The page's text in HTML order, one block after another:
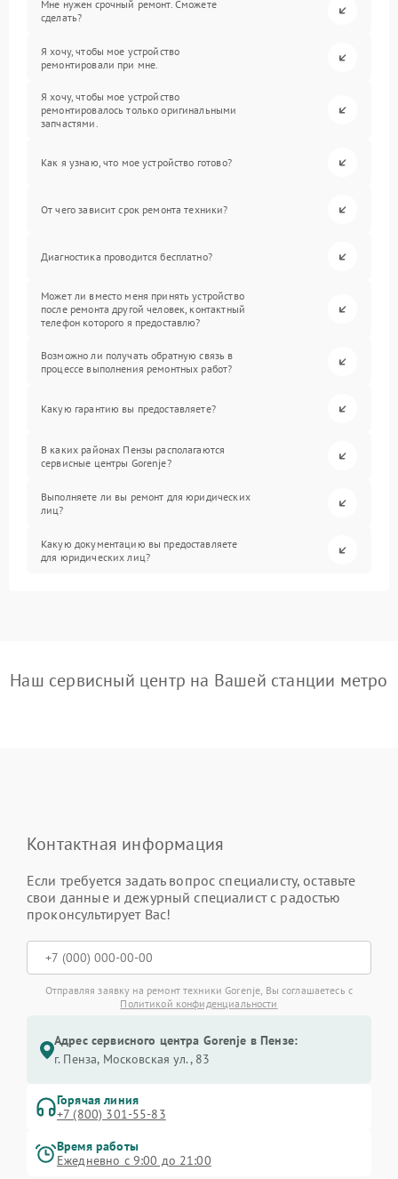
Мне нужен срочный ремонт. Сможете
сделать?
Я хочу, чтобы мое устройство
ремонтировали при мне.
Я хочу, чтобы мое устройство
ремонтировалось только оригинальными
запчастями.
Как я узнаю, что мое устройство готово?
От чего зависит срок ремонта техники?
Диагностика проводится бесплатно?
Может ли вместо меня принять устройство
после ремонта другой человек, контактный
телефон которого я предоставлю?
Возможно ли получать обратную связь в
процессе выполнения ремонтных работ?
Какую гарантию вы предоставляете?
В каких районах Пензы располагаются
сервисные центры Gorenje?
Выполняете ли вы ремонт для юридических
лиц?
Какую документацию вы предоставляете
для юридических лиц?
Наш сервисный центр на Вашей станции метро
Контактная информация
Если требуется задать вопрос специалисту, оставьте
свои данные и дежурный специалист с радостью
проконсультирует Вас!
Отправляя заявку на ремонт техники Gorenje, Вы соглашаетесь с
Политикой конфиденциальности
Адрес сервисного центра Gorenje в Пензе:
г. Пенза, Московская ул., 83
Горячая линия
+7 (800) 301-55-83
Время работы
Ежедневно с 9:00 до 21:00